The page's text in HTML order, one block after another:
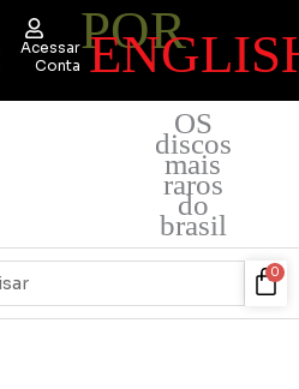
Acessar
Conta
POR
OS
discos
mais
raros
do
brasil
0